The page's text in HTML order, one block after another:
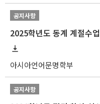
공지사항
2025학년도 동계 계절수
아시아언어문명학부
공지사항